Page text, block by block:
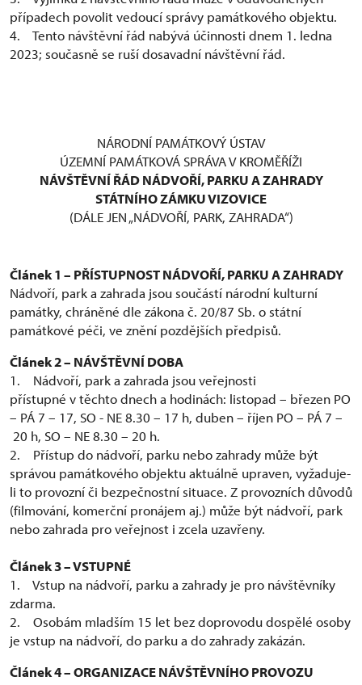
případech povolit vedoucí správy památkového objektu.
4. Tento návštěvní řád nabývá účinnosti dnem 1. ledna
2023; současně se ruší dosavadní návštěvní řád.
NÁRODNÍ PAMÁTKOVÝ ÚSTAV
ÚZEMNÍ PAMÁTKOVÁ SPRÁVA V KROMĚŘÍŽI
NÁVŠTĚVNÍ ŘÁD NÁDVOŘÍ, PARKU A ZAHRADY
STÁTNÍHO ZÁMKU VIZOVICE
(DÁLE JEN „NÁDVOŘÍ, PARK, ZAHRADA“)
Článek 1 – PŘÍSTUPNOST NÁDVOŘÍ, PARKU A ZAHRADY
Nádvoří, park a zahrada jsou součástí národní kulturní
památky, chráněné dle zákona č. 20/87 Sb. o státní
památkové péči, ve znění pozdějších předpisů.
Článek 2 – NÁVŠTĚVNÍ DOBA
1. Nádvoří, park a zahrada jsou veřejnosti
přístupné v těchto dnech a hodinách: listopad – březen PO
– PÁ 7 – 17, SO - NE 8.30 – 17 h, duben – říjen PO – PÁ 7 –
20 h, SO – NE 8.30 – 20 h.
2. Přístup do nádvoří, parku nebo zahrady může být
správou památkového objektu aktuálně upraven, vyžaduje-
li to provozní či bezpečnostní situace. Z provozních důvodů
(filmování, komerční pronájem aj.) může být nádvoří, park
nebo zahrada pro veřejnost i zcela uzavřeny.
Článek 3 – VSTUPNÉ
1. Vstup na nádvoří, parku a zahrady je pro návštěvníky
zdarma.
2. Osobám mladším 15 let bez doprovodu dospělé osoby
je vstup na nádvoří, do parku a do zahrady zakázán.
Článek 4 – ORGANIZACE NÁVŠTĚVNÍHO PROVOZU